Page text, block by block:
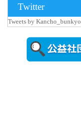
Twitter
Tweets by Kancho_bunkyo